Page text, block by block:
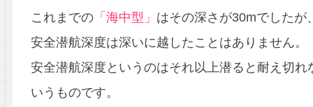
これまでの「海中型」 はその深さが30mでしたが
安全潜航深度は深いに越したことはありません。
安全潜航深度というのはそれ以上潜ると耐え切
いうものです。